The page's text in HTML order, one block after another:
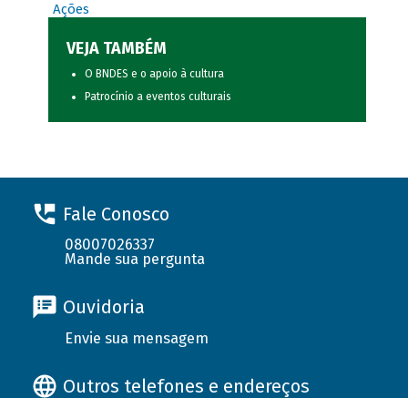
Ações
VEJA TAMBÉM
O BNDES e o apoio à cultura
Patrocínio a eventos culturais
Fale Conosco
08007026337
Mande sua pergunta
Ouvidoria
Envie sua mensagem
Outros telefones e endereços